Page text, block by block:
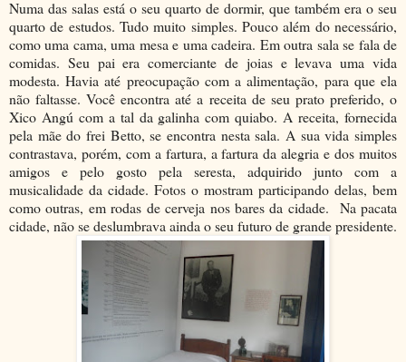
Numa das salas está o seu quarto de dormir, que também era o seu
quarto de estudos. Tudo muito simples. Pouco além do necessário,
como uma cama, uma mesa e uma cadeira. Em outra sala se fala de
comidas. Seu pai era comerciante de joias e levava uma vida
modesta. Havia até preocupação com a alimentação, para que ela
não faltasse. Você encontra até a receita de seu prato preferido, o
Xico Angú com a tal da galinha com quiabo. A receita, fornecida
pela mãe do frei Betto, se encontra nesta sala. A sua vida simples
contrastava, porém, com a fartura, a fartura da alegria e dos muitos
amigos e pelo gosto pela seresta, adquirido junto com a
musicalidade da cidade. Fotos o mostram participando delas, bem
como outras, em rodas de cerveja nos bares da cidade. Na pacata
cidade, não se deslumbrava ainda o seu futuro de grande presidente.